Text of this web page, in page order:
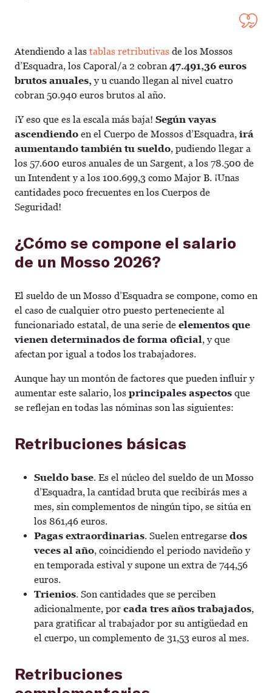
Atendiendo a las tablas retributivas de los Mossos
d’Esquadra, los Caporal/a 2 cobran 47.491,36 euros
brutos anuales,y u cuando llegan al nivel cuatro
cobran 50.940 euros brutos al año.
¡Y eso que es la escala más baja! Según vayas
ascendiendo en el Cuerpo de Mossos d’Esquadra, irá
aumentando también tu sueldo, pudiendo llegar a
los 57.600 euros anuales de un Sargent, a los 78.500 de
un Intendent y a los 100.699,3 como Major B. ¡Unas
cantidades poco frecuentes en los Cuerpos de
Seguridad!
¿Cómo se compone el salario
de un Mosso 2026?
El sueldo de un Mosso d’Esquadra se compone, como en
el caso de cualquier otro puesto perteneciente al
funcionariado estatal, de una serie de elementos que
vienen determinados de forma oficial, y que
afectan por igual a todos los trabajadores.
Aunque hay un montón de factores que pueden influir y
aumentar este salario, los principales aspectos que
se reflejan en todas las nóminas son las siguientes:
Retribuciones básicas
Sueldo base. Es el núcleo del sueldo de un Mosso
d’Esquadra, la cantidad bruta que recibirás mes a
mes, sin complementos de ningún tipo, se sitúa en
los 861,46 euros.
Pagas extraordinarias. Suelen entregarse dos
veces al año, coincidiendo el periodo navideño y
en temporada estival y supone un extra de 744,56
euros.
Trienios. Son cantidades que se perciben
adicionalmente, por cada tres años trabajados,
para gratificar al trabajador por su antigüedad en
el cuerpo, un complemento de 31,53 euros al mes.
Retribuciones